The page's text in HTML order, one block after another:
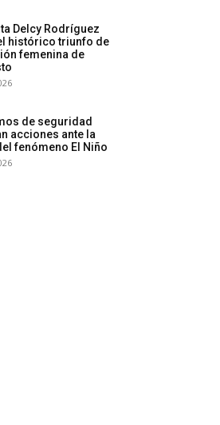
Delcy Rodríguez
histórico triunfo de
femenina de
de seguridad
acciones ante la
fenómeno El Niño